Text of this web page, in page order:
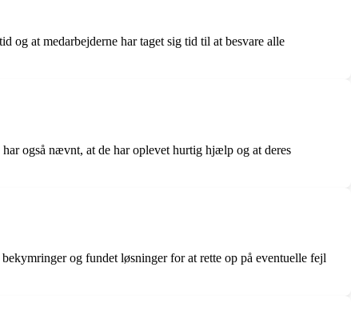
og at medarbejderne har taget sig tid til at besvare alle
også nævnt, at de har oplevet hurtig hjælp og at deres
og fundet løsninger for at rette op på eventuelle fejl